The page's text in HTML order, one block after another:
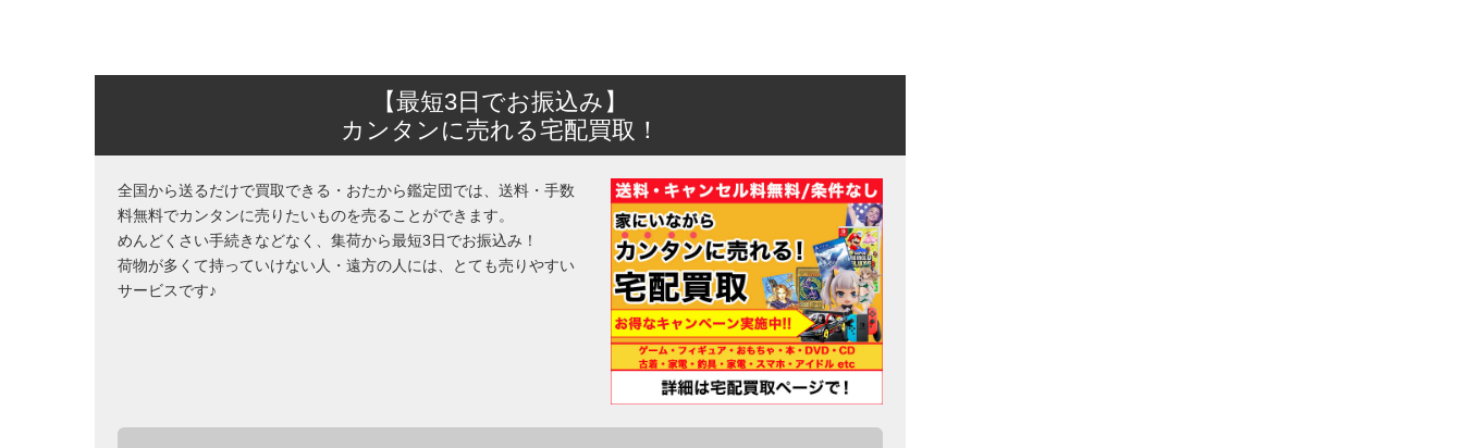
【最短3日でお振込み】
カンタンに売れる宅配買取！
全国から送るだけで買取できる・おたから鑑定団では、送料・手数
料無料でカンタンに売りたいものを売ることができます。
めんどくさい手続きなどなく、集荷から最短3日でお振込み！
荷物が多くて持っていけない人・遠方の人には、とても売りやすい
サービスです♪